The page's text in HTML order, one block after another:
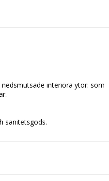
interiöra ytor: som
sanitetsgods.